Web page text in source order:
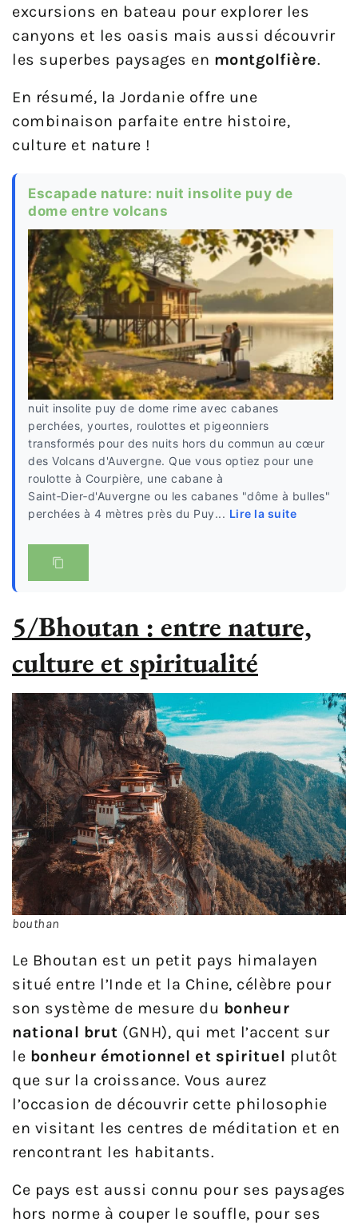
excursions en bateau pour explorer les
canyons et les oasis mais aussi découvrir
les superbes paysages en montgolfière.
En résumé, la Jordanie offre une
combinaison parfaite entre histoire,
culture et nature !
Escapade nature: nuit insolite puy de
dome entre volcans
nuit insolite puy de dome rime avec cabanes
perchées, yourtes, roulottes et pigeonniers
transformés pour des nuits hors du commun au cœur
des Volcans d'Auvergne. Que vous optiez pour une
roulotte à Courpière, une cabane à
Saint‑Dier‑d'Auvergne ou les cabanes "dôme à bulles"
perchées à 4 mètres près du Puy... Lire la suite
5/Bhoutan : entre nature,
culture et spiritualité
bouthan
Le Bhoutan est un petit pays himalayen
situé entre l’Inde et la Chine, célèbre pour
son système de mesure du bonheur
national brut (GNH), qui met l’accent sur
le bonheur émotionnel et spirituel plutôt
que sur la croissance. Vous aurez
l’occasion de découvrir cette philosophie
en visitant les centres de méditation et en
rencontrant les habitants.
Ce pays est aussi connu pour ses paysages
hors norme à couper le souffle, pour ses